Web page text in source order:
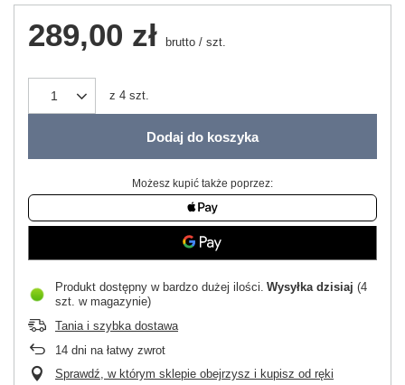
289,00 zł brutto / szt.
z 4 szt.
Dodaj do koszyka
Możesz kupić także poprzez:
Produkt dostępny w bardzo dużej ilości Wysyłka dzisiaj (4
szt. w magazynie)
Tania i szybka dostawa
14 dni na łatwy zwrot
Sprawdź, w którym sklepie obejrzysz i kupisz od ręki